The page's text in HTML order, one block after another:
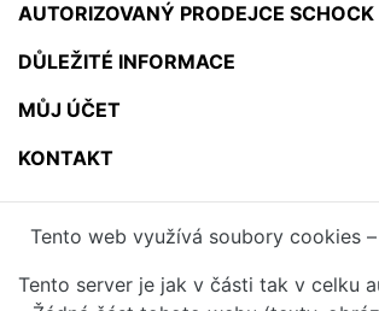
AUTORIZOVANÝ PRODEJCE SCHOCK
DŮLEŽITÉ INFORMACE
MŮJ ÚČET
KONTAKT
Tento web využívá soubory cookies –
Tento server je jak v části tak v celku